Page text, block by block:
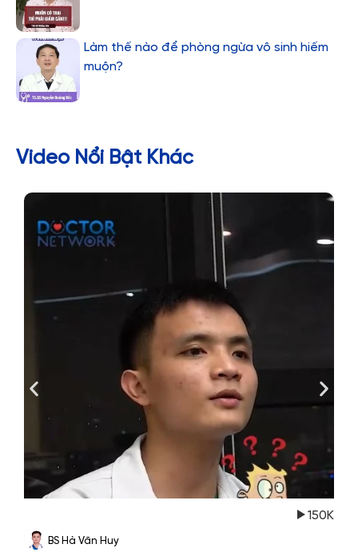
Làm thế nào để phòng ngừa vô sinh hiếm
muộn?
Video Nổi Bật Khác
150K
BS Hà Văn Huy